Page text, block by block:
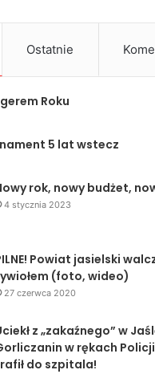
Ostatnie
Roku
5 lat wstecz
rok, nowy budżet,
4 stycznia 2023
Powiat jasielski
(foto, wideo)
27 czerwca 2020
z „zakaźnego” w
w rękach
do szpitala!